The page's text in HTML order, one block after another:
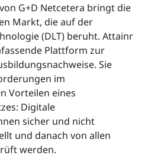
G+D Netcetera bringt die
Markt, die auf der
(DLT) beruht. Attainr
Plattform zur
Sie
im
Vorteilen eines
Digitale
sicher und nicht
und danach von allen
werden.